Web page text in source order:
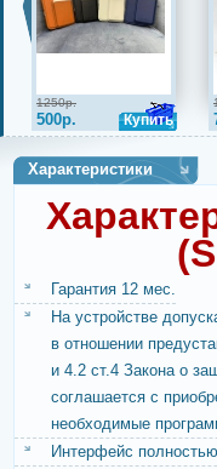
1250р.
500р. Купить
Характеристики
Гарантия 12 мес.
На устройстве
в отношении
и 4.2 ст.4 Закона о
соглашается с
необходимые
Интерфейс